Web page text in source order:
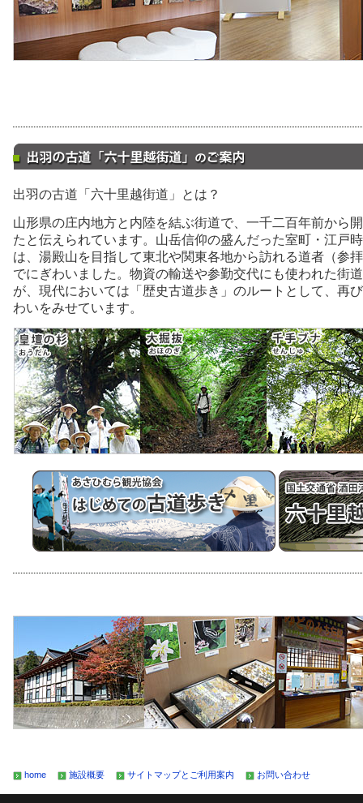
出羽の古道「六十里越街道」とは？
山形県の庄内地方と内陸を結ぶ街道で、一千二百年前から
たと伝えられています。山岳信仰の盛んだった室町・江戸
は、湯殿山を目指して東北や関東各地から訪れる道者（参
でにぎわいました。物資の輸送や参勤交代にも使われた街
が、現代においては「歴史古道歩き」のルートとして、再
わいをみせています。
home 施設概要 サイトマップとご利用案内 お問い合わせ